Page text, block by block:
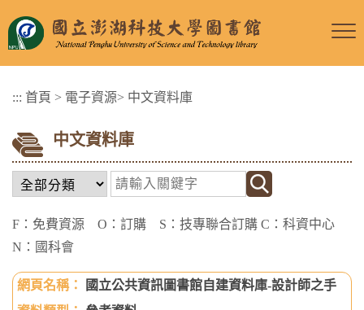
::: 首頁 > 電子資源> 中文資料庫
中文資料庫
F：免費資源 O：訂購 S：技專聯合訂購 C：科資中心
N：國科會
國立公共資訊圖書館自建資料庫-設計師之手